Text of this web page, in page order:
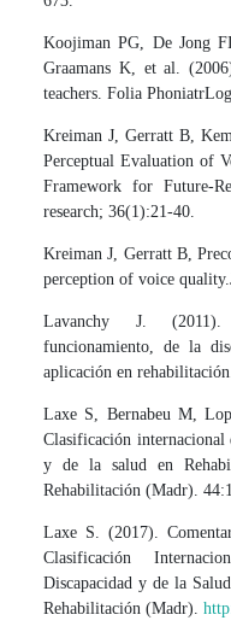
Koojiman PG, De Jong
Graamans K, et al.
teachers. Folia
Kreiman J, Gerratt B,
Perceptual Evaluation of
Framework for Future-
research; 36(1):21-40.
Kreiman J, Gerratt B,
perception of voice
Lavanchy J. (2011).
funcionamiento, de la
aplicación en
Laxe S, Bernabeu M,
Clasificación internacional
y de la salud en
Rehabilitación (Madr).
Laxe S. (2017).
Clasificación
Discapacidad y de la
Rehabilitación (Madr).